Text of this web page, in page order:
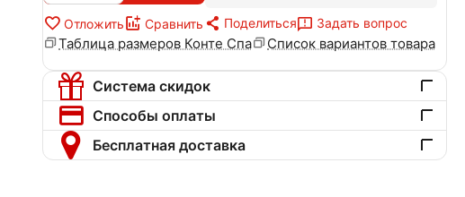
Отложить Сравнить Поделиться Задать вопрос
Таблица размеров Конте Спа Список вариантов товара
Система скидок
Способы оплаты
Бесплатная доставка